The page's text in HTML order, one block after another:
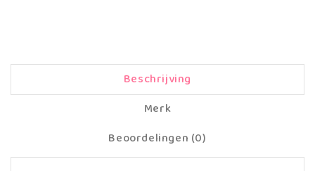
Beschrijving
Merk
Beoordelingen (0)